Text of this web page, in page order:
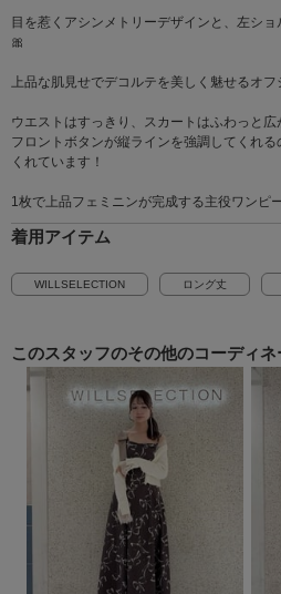
目を惹くアシンメトリーデザインと、左シ
🎀
上品な肌見せでデコルテを美しく魅せるオ
ウエストはすっきり、スカートはふわっと広
フロントボタンが縦ラインを強調してくれ
くれています！
1枚で上品フェミニンが完成する主役ワンピ
着用アイテム
WILLSELECTION ロング丈
このスタッフのその他のコーディネ